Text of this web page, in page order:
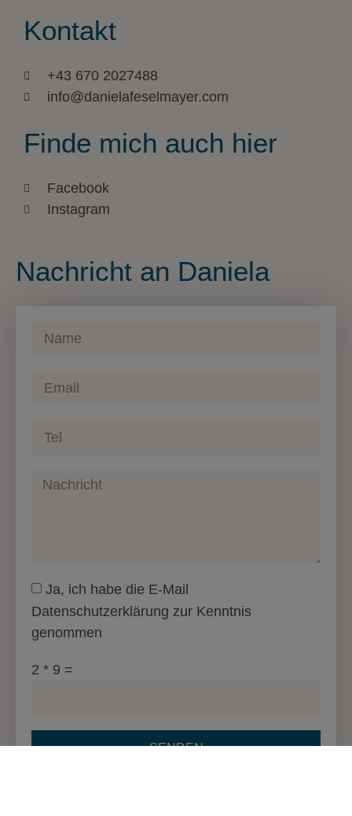
Kontakt
+43 670 2027488
info@danielafeselmayer.com
Finde mich auch hier
Facebook
Instagram
Nachricht an Daniela
Ja, ich habe die E-Mail
Datenschutzerklärung zur Kenntnis
genommen
2 * 9 =
SENDEN